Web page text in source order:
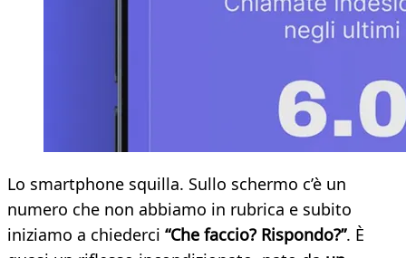
Lo smartphone squilla. Sullo schermo c’è un
numero che non abbiamo in rubrica e subito
iniziamo a chiederci “Che faccio? Rispondo?”. È